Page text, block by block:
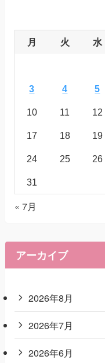
月 火 水
3 4 5
10 11 12
17 18 19
24 25 26
31
« 7月
アーカイブ
2026年8月
2026年7月
2026年6月